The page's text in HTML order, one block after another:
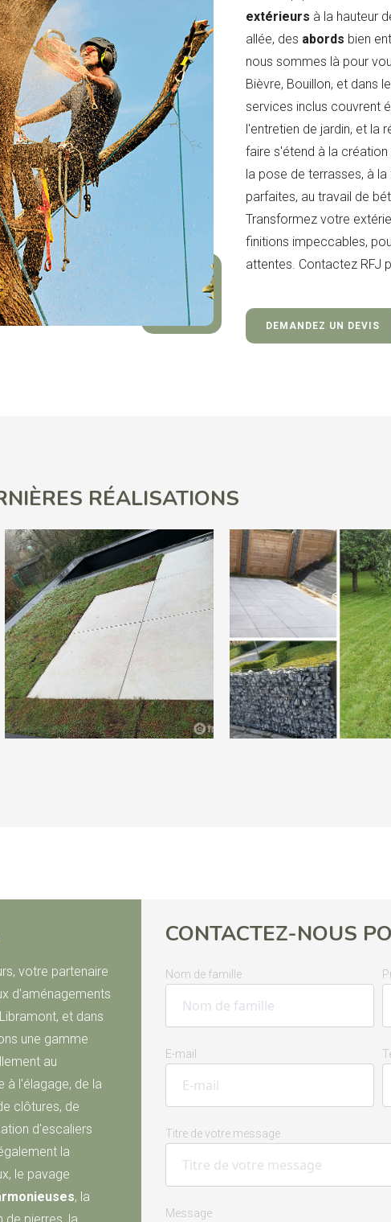
extérieurs à la hauteur
allée, des abords bien
nous sommes là pour
Bièvre, Bouillon, et dans
services inclus couvrent
l'entretien de jardin, et la
faire s'étend à la
la pose de terrasses, à
parfaites, au travail de
Transformez votre
finitions impeccables,
attentes. Contactez RFJ
DEMANDEZ UN DEVIS
RÉALISATIONS
votre partenaire
d'aménagements
et dans
une gamme
au
à l'élagage, de la
clôtures, de
d'escaliers
la
le pavage
, la
CONTACTEZ-NOUS
Nom de famille
E-mail
Titre de votre message
Message